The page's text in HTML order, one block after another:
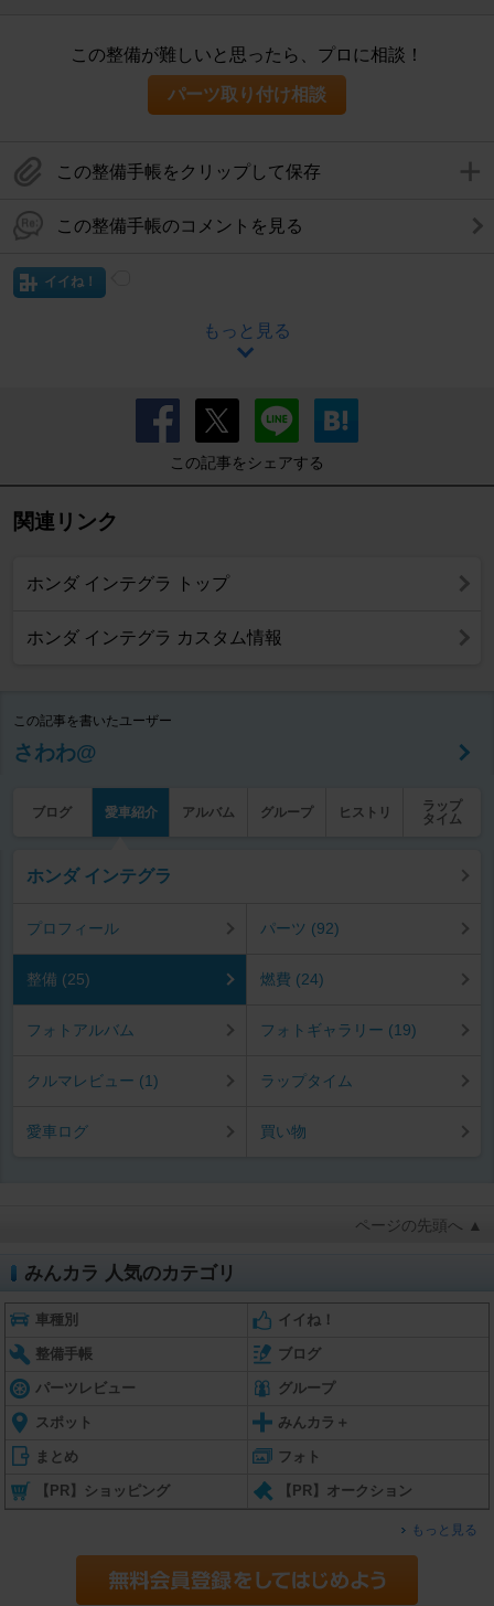
この整備が難しいと思ったら、プロに相談！
パーツ取り付け相談
この整備手帳をクリップして保存
この整備手帳のコメントを見る
イイね！
もっと見る
この記事をシェアする
関連リンク
ホンダ インテグラ トップ
ホンダ インテグラ カスタム情報
この記事を書いたユーザー
さわわ@
ブログ 愛車紹介 アルバム グループ ヒストリ
ラップ
タイム
ホンダ インテグラ
プロフィール パーツ (92)
整備 (25) 燃費 (24)
フォトアルバム フォトギャラリー (19)
クルマレビュー (1) ラップタイム
愛車ログ 買い物
ページの先頭へ ▲
みんカラ 人気のカテゴリ
車種別 イイね！
整備手帳 ブログ
パーツレビュー グループ
スポット みんカラ＋
まとめ フォト
【PR】ショッピング 【PR】オークション
もっと見る